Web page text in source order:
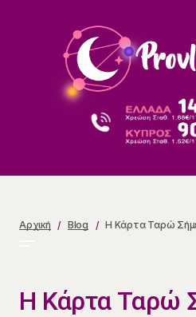
Αρχική Blog Η Κάρτα Ταρώ
Η Κάρτα Ταρώ